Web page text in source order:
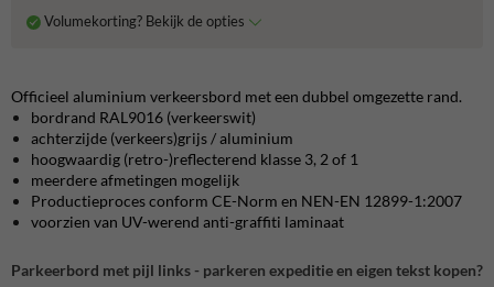
Volumekorting? Bekijk de opties
Officieel aluminium verkeersbord met een dubbel omgezette rand.
bordrand RAL9016 (verkeerswit)
achterzijde (verkeers)grijs / aluminium
hoogwaardig (retro-)reflecterend klasse 3, 2 of 1
meerdere afmetingen mogelijk
Productieproces conform CE-Norm en NEN-EN 12899-1:2007
voorzien van UV-werend anti-graffiti laminaat
Parkeerbord met pijl links - parkeren expeditie en eigen tekst kopen?